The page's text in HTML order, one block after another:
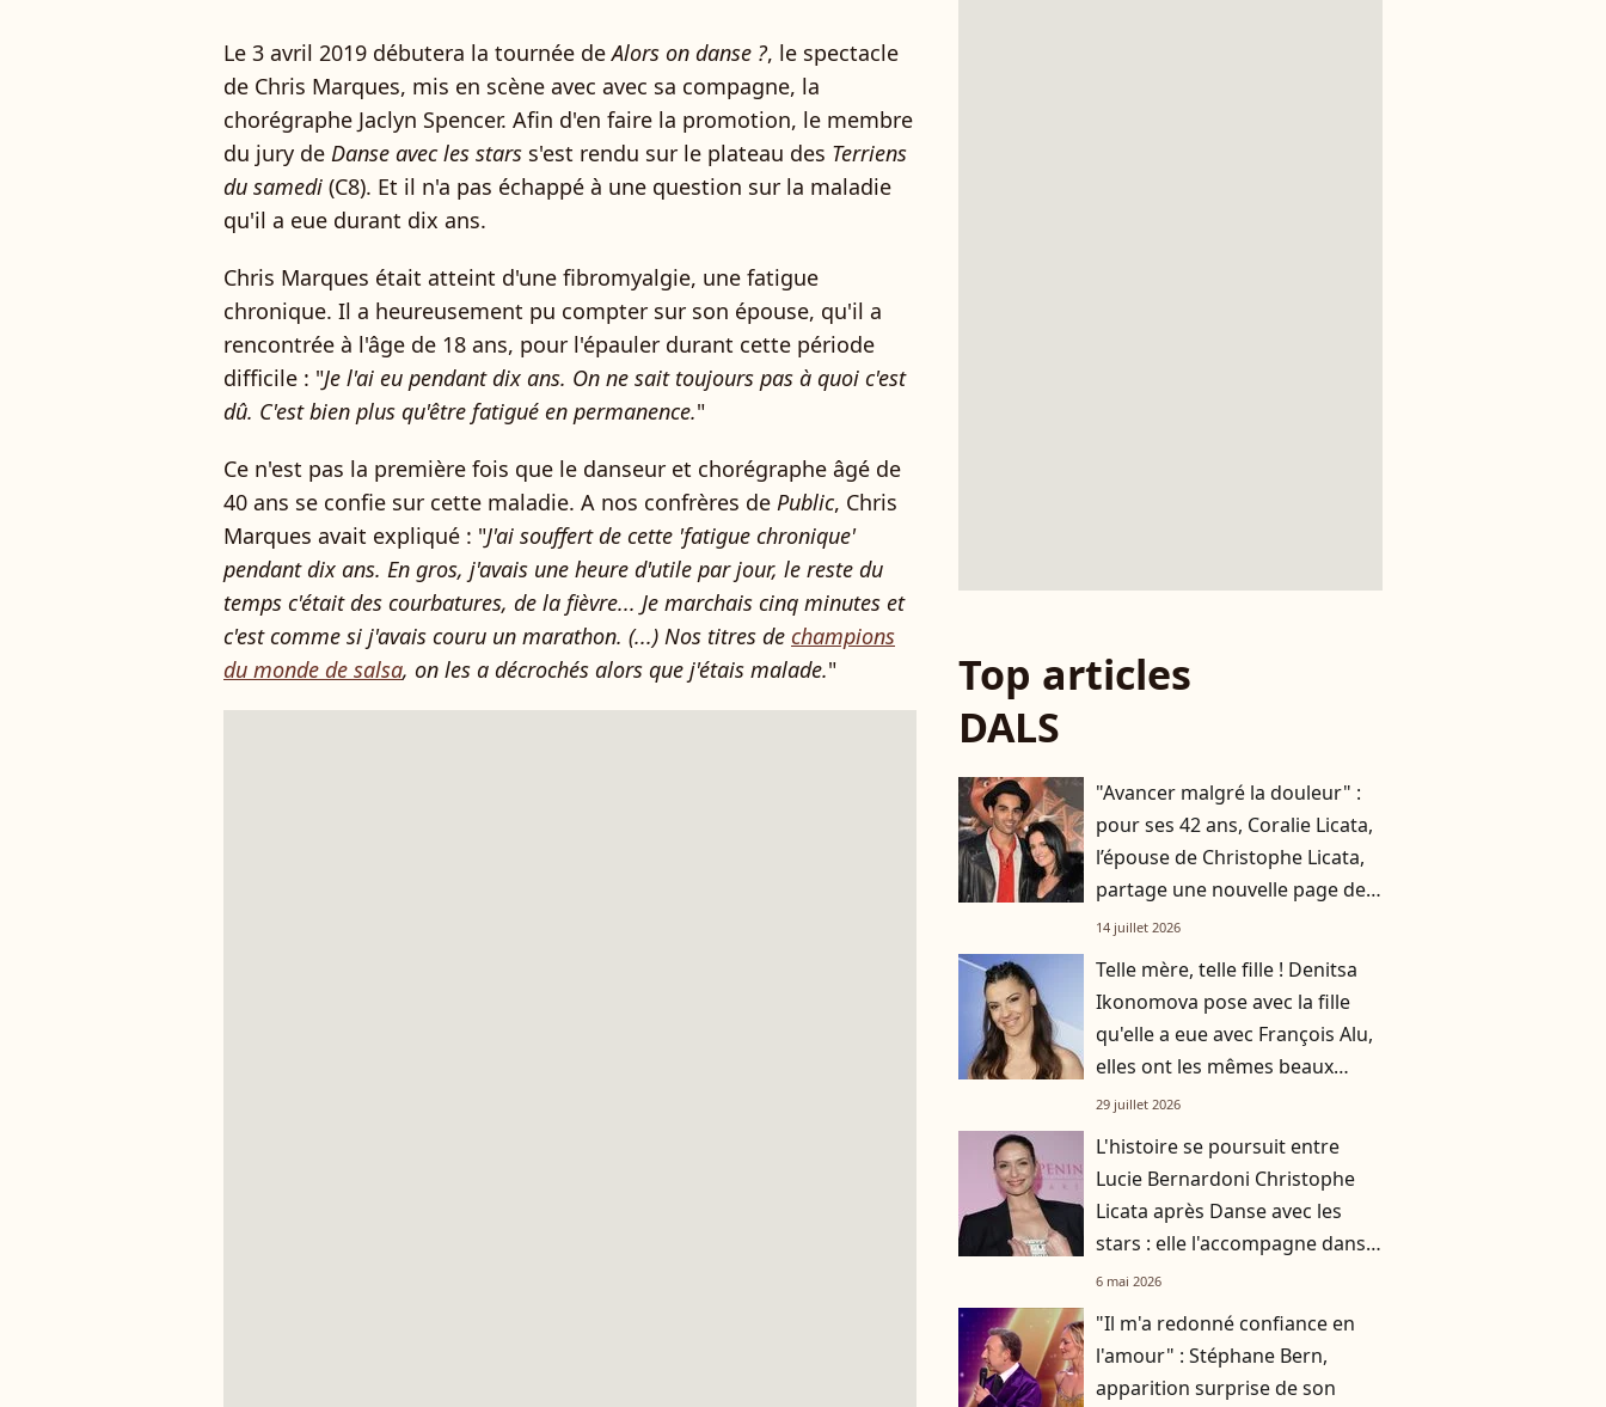
Le 3 avril 2019 débutera la tournée deAlors on danse ?, le spectacle
de Chris Marques, mis en scène avec avec sa compagne, la
chorégraphe Jaclyn Spencer. Afin d'en faire la promotion, le membre
du jury de Danse avec les stars s'est rendu sur le plateau des Terriens
du samedi (C8). Et il n'a pas échappé à une question sur la maladie
qu'il a eue durant dix ans.
Chris Marques était atteint d'une fibromyalgie, une fatigue
chronique. Il a heureusement pu compter sur son épouse, qu'il a
rencontrée à l'âge de 18 ans, pour l'épauler durant cette période
difficile : "Je l'ai eu pendant dix ans. On ne sait toujours pas à quoi c'est
dû. C'est bien plus qu'être fatigué en permanence."
Ce n'est pas la première fois que le danseur et chorégraphe âgé de
40 ans se confie sur cette maladie. A nos confrères de Public, Chris
Marques avait expliqué : "J'ai souffert de cette 'fatigue chronique'
pendant dix ans. En gros, j'avais une heure d'utile par jour, le reste du
temps c'était des courbatures, de la fièvre... Je marchais cinq minutes et
c'est comme si j'avais couru un marathon. (...) Nos titres de champions
du monde de salsa, on les a décrochés alors que j'étais malade."
Top articles
DALS
"Avancer malgré la douleur" :
pour ses 42 ans, Coralie Licata,
l’épouse de Christophe Licata,
partage une nouvelle page de
son histoire
14 juillet 2026
Telle mère, telle fille ! Denitsa
Ikonomova pose avec la fille
qu'elle a eue avec François Alu,
elles ont les mêmes beaux
cheveux châtains
29 juillet 2026
L'histoire se poursuit entre
Lucie Bernardoni Christophe
Licata après Danse avec les
stars : elle l'accompagne dans
une nouvelle aventure
6 mai 2026
"Il m'a redonné confiance en
l'amour" : Stéphane Bern,
apparition surprise de son